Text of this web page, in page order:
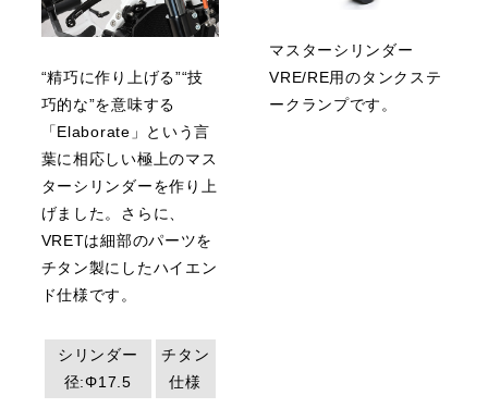
“精巧に作り上げる”“技
巧的な”を意味する
「Elaborate」という言
葉に相応しい極上のマス
ターシリンダーを作り上
げました。さらに、
VRETは細部のパーツを
チタン製にしたハイエン
ド仕様です。
シリンダー
径:Φ17.5
チタン
仕様
マスターシリンダー
VRE/RE用のタンクステ
ークランプです。